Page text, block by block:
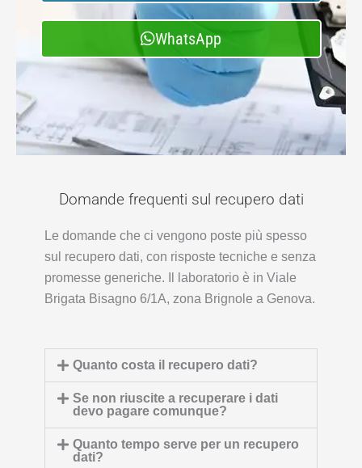
WhatsApp
Domande frequenti sul recupero dati
Le domande che ci vengono poste più spesso
sul recupero dati, con risposte tecniche e senza
promesse generiche. Il laboratorio è in Viale
Brigata Bisagno 6/1A, zona Brignole a Genova.
Quanto costa il recupero dati?
Se non riuscite a recuperare i dati
devo pagare comunque?
Quanto tempo serve per un recupero
dati?